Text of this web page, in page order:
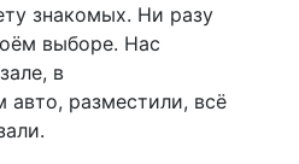
знакомых. Ни разу
выборе. Нас
в
авто, разместили, всё